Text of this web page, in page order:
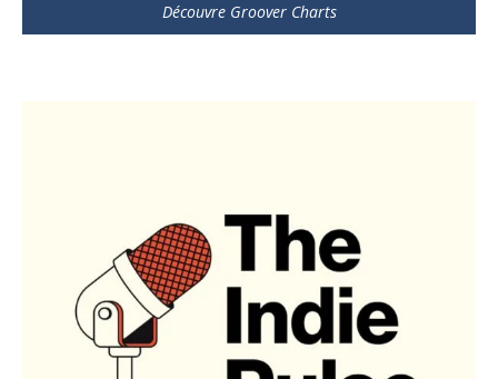
Découvre Groover Charts